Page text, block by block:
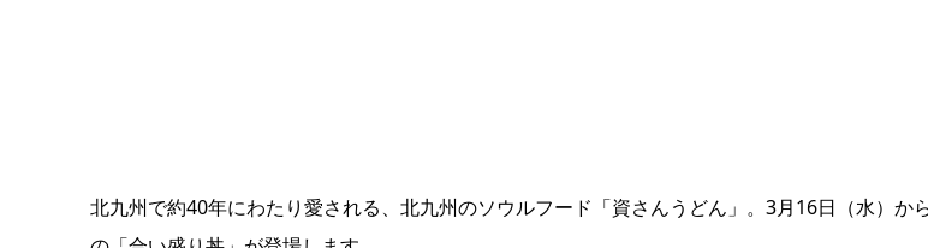
北九州で約40年にわたり愛される、北九州のソウルフード「資さんうどん」。3月16日（水）か